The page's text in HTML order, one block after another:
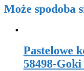
Może spodoba
Pastelowe
58498-